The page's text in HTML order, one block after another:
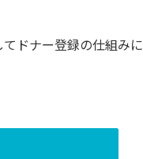
ドナー登録の仕組みに